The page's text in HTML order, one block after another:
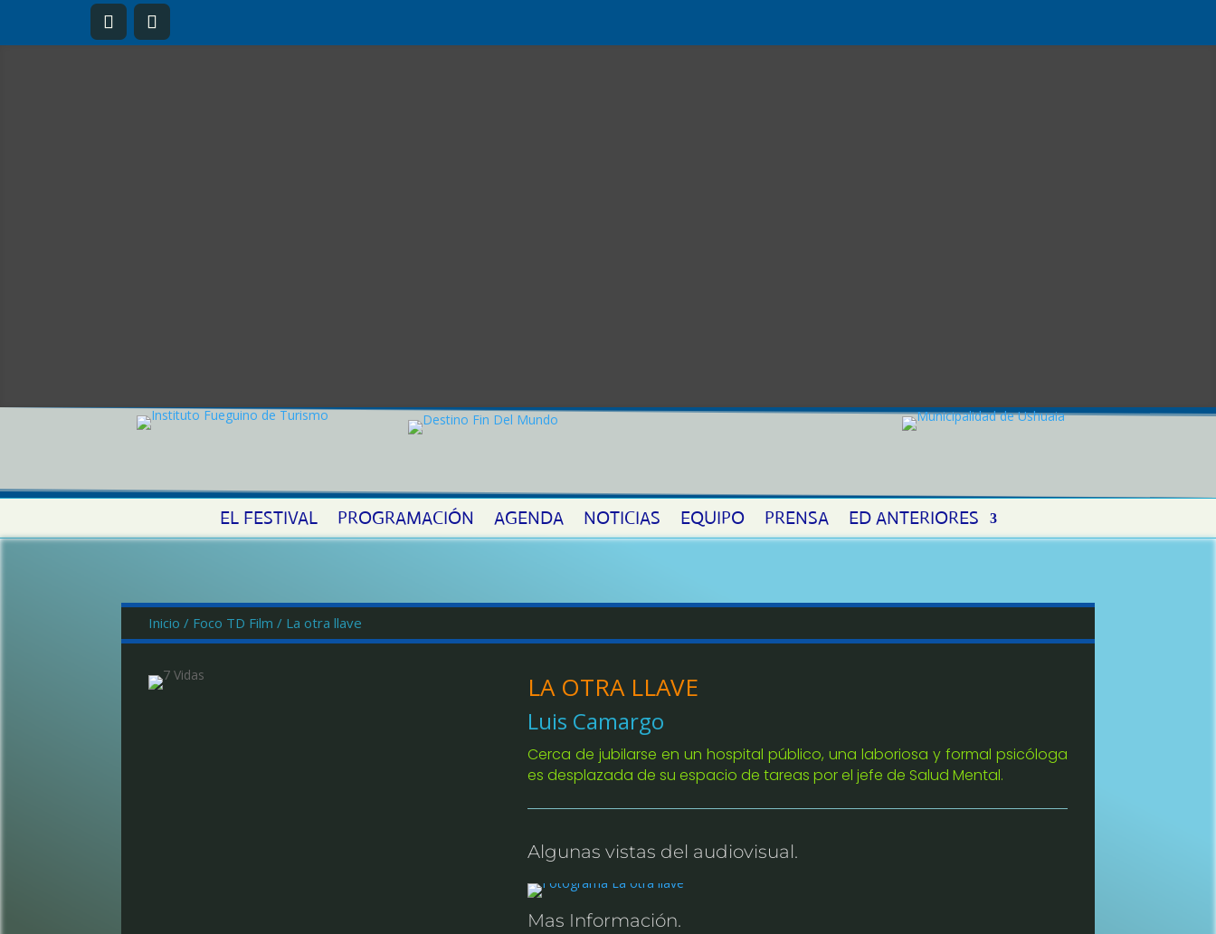
EL FESTIVAL PROGRAMACIÓN AGENDA NOTICIAS EQUIPO PRENSA ED ANTERIORES
Inicio / Foco TD Film / La otra llave
LA OTRA LLAVE
Luis Camargo
Cerca de jubilarse en un hospital público, una laboriosa y formal psicóloga
es desplazada de su espacio de tareas por el jefe de Salud Mental.
Algunas vistas del audiovisual.
Mas Información.